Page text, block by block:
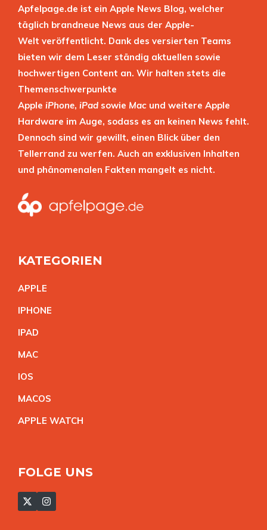
Apfelpage.de ist ein Apple News Blog, welcher
täglich brandneue News aus der Apple-
Welt veröffentlicht. Dank des versierten Teams
bieten wir dem Leser ständig aktuellen sowie
hochwertigen Content an. Wir halten stets die
Themenschwerpunkte
Apple iPhone, iPad sowie Mac und weitere Apple
Hardware im Auge, sodass es an keinen News fehlt.
Dennoch sind wir gewillt, einen Blick über den
Tellerrand zu werfen. Auch an exklusiven Inhalten
und phänomenalen Fakten mangelt es nicht.
KATEGORIEN
APPLE
IPHONE
IPAD
MAC
IOS
MACOS
APPLE WATCH
FOLGE UNS